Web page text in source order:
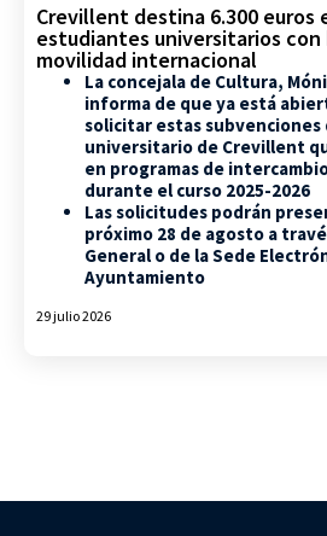
Crevillent destina 6.300 euros
estudiantes universitarios con
movilidad internacional
La concejala de Cultura,
informa de que ya está
solicitar estas subvenciones
universitario de Crevillent
en programas de
durante el curso 2025-2026
Las solicitudes podrán
próximo 28 de agosto a
General o de la Sede
Ayuntamiento
29 julio 2026